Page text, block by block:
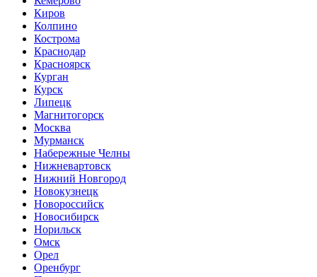
Киров
Колпино
Кострома
Краснодар
Красноярск
Курган
Курск
Липецк
Магнитогорск
Москва
Мурманск
Набережные Челны
Нижневартовск
Нижний Новгород
Новокузнецк
Новороссийск
Новосибирск
Норильск
Омск
Орел
Оренбург